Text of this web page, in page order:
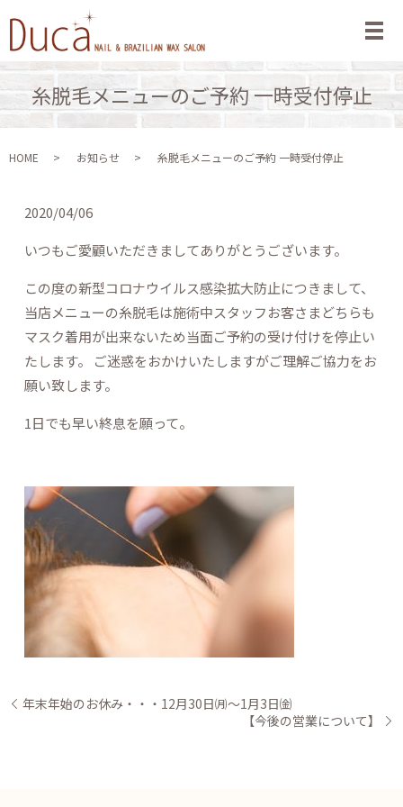
メ
糸脱毛メニューのご予約 一時受付停止
HOME お知らせ 糸脱毛メニューのご予約 一時受付停止
2020/04/06
いつもご愛顧いただきましてありがとうございます。
この度の新型コロナウイルス感染拡大防止につきまして、
当店メニューの糸脱毛は施術中スタッフお客さまどちらも
マスク着用が出来ないため当面ご予約の受け付けを停止い
たします。 ご迷惑をおかけいたしますがご理解ご協力をお
願い致します。
1日でも早い終息を願って。
年末年始のお休み・・・12月30日㈪〜1月3日㈮
【今後の営業について】